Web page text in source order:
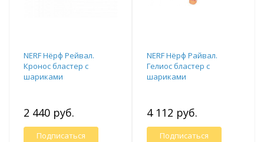
NERF Нёрф Рейвал.
Кронос бластер с
шариками
2 440 руб.
Подписаться
NERF Нёрф Райвал.
Гелиос бластер с
шариками
4 112 руб.
Подписаться